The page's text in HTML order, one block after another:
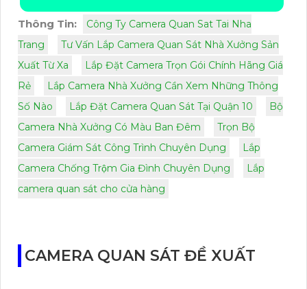
Thông Tin:
Công Ty Camera Quan Sat Tai Nha
Trang
Tư Vấn Lắp Camera Quan Sát Nhà Xưởng Sản
Xuất Từ Xa
Lắp Đặt Camera Trọn Gói Chính Hãng Giá
Rẻ
Lắp Camera Nhà Xưởng Cần Xem Những Thông
Số Nào
Lắp Đặt Camera Quan Sát Tại Quận 10
Bộ
Camera Nhà Xưởng Có Màu Ban Đêm
Trọn Bộ
Camera Giám Sát Công Trình Chuyên Dụng
Lắp
Camera Chống Trộm Gia Đình Chuyên Dụng
Lắp
camera quan sát cho cửa hàng
CAMERA QUAN SÁT ĐỀ XUẤT